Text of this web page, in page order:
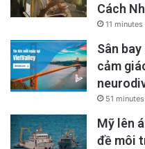
Cách
11 minutes
Sân
cảm
51
Mỹ lên
đề môi